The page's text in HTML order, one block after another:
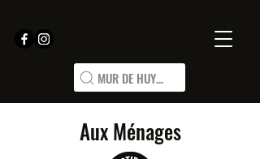
MUR DE HUY...
Aux Ménages